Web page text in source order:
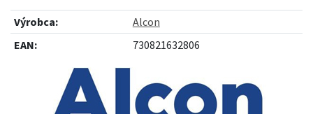
Výrobca:
Alcon
EAN:
730821632806